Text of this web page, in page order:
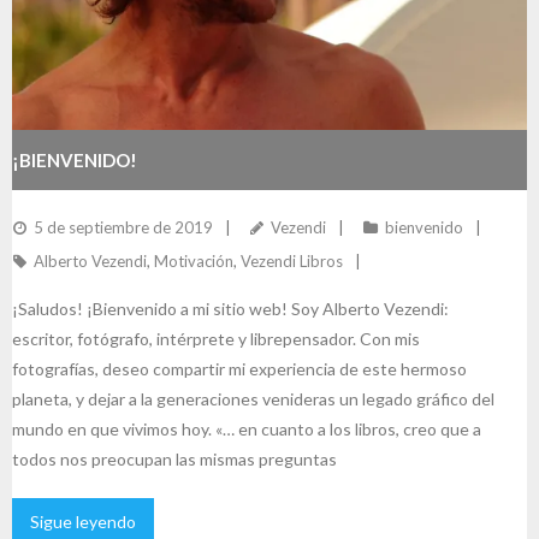
¡BIENVENIDO!
5 de septiembre de 2019 Vezendi
bienvenido
Alberto Vezendi, Motivación, Vezendi Libros
¡Saludos! ¡Bienvenido a mi sitio web! Soy Alberto Vezendi:
escritor, fotógrafo, intérprete y librepensador. Con mis
fotografías, deseo compartir mi experiencia de este hermoso
planeta, y dejar a la generaciones venideras un legado gráfico del
mundo en que vivimos hoy. «… en cuanto a los libros, creo que a
todos nos preocupan las mismas preguntas
Sigue leyendo